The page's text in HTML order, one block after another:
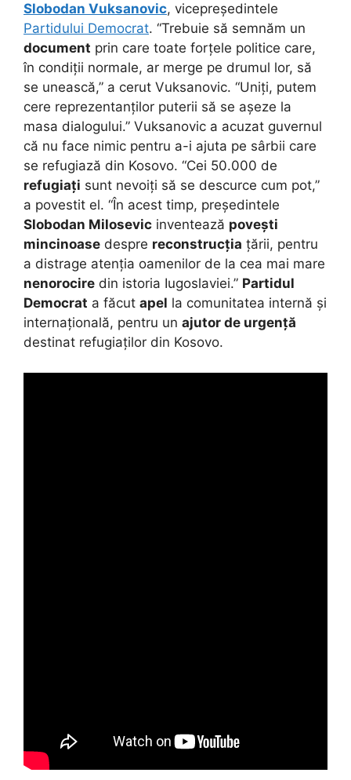
Slobodan Vuksanovic, vicepreședintele
Partidului Democrat. “Trebuie să semnăm un
document prin care toate forțele politice care,
în condiții normale, ar merge pe drumul lor, să
se unească,” a cerut Vuksanovic. “Uniți, putem
cere reprezentanților puterii să se așeze la
masa dialogului.” Vuksanovic a acuzat guvernul
că nu face nimic pentru a-i ajuta pe sârbii care
se refugiază din Kosovo. “Cei 50.000 de
refugiați sunt nevoiți să se descurce cum pot,”
a povestit el. “În acest timp, președintele
Slobodan Milosevic inventează povești
mincinoase despre reconstrucția țării, pentru
a distrage atenția oamenilor de la cea mai mare
nenorocire din istoria Iugoslaviei.” Partidul
Democrat a făcut apel la comunitatea internă și
internațională, pentru un ajutor de urgență
destinat refugiaților din Kosovo.